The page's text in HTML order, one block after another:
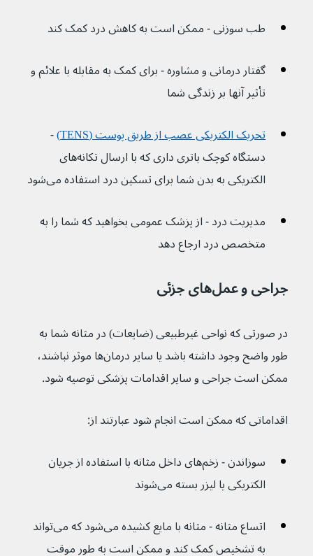
طب سوزنی - ممکن است به کاهش درد کمک کند
گفتار درمانی و مشاوره - برای کمک به مقابله با علائم و
تأثیر آنها بر زندگی شما
تحریک الکتریکی عصب از طریق پوست (TENS)
-
دستگاه کوچک باتری داری که با ارسال تکانه‌‌‌‌های
الکتریکی به بدن شما برای تسکین درد استفاده می‌شود
مدیریت درد - از پزشک عمومی بخواهید که شما را به
متخصص درد ارجاع دهد
جراحی و عمل‌های جزئی
در صورتی که نواحی غیرطبیعی (ضایعات) در مثانه شما به
طور واضح وجود داشته باشد یا سایر درمان‌ها موثر نباشند،
ممکن است جراحی و سایر اقدامات پزشکی توصیه شود.
اقداماتی که ممکن است انجام شود عبارتند از:
سوزاندن - زخم‌های داخل مثانه با استفاده از جریان
الکتریکی یا لیزر بسته می‌شوند
اتساع مثانه - مثانه با مایع کشیده می‌شود که می‌تواند
به تشخیص کمک کند و ممکن است به طور موقت